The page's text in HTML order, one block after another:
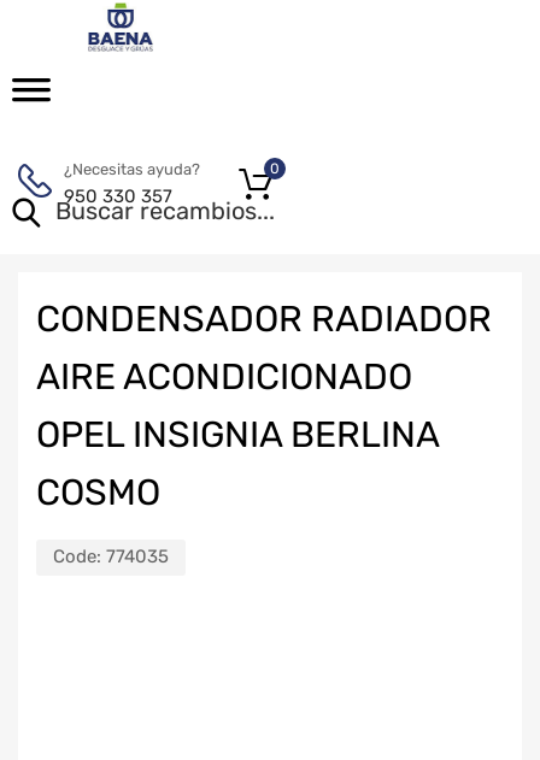
¿Necesitas ayuda?
950 330 357
0
CONDENSADOR RADIADOR
AIRE ACONDICIONADO
OPEL INSIGNIA BERLINA
COSMO
Code: 774035